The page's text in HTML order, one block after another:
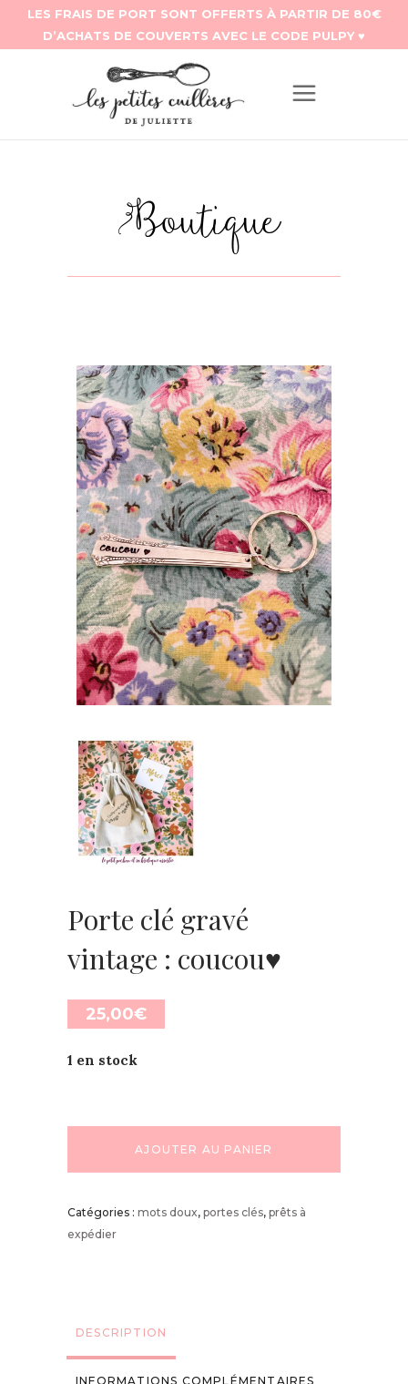
Boutique
Porte clé gravé
vintage : coucou♥
25,00€
1 en stock
AJOUTER AU PANIER
Catégories : mots doux, portes clés, prêts à
expédier
DESCRIPTION
INFORMATIONS COMPLÉMENTAIRES